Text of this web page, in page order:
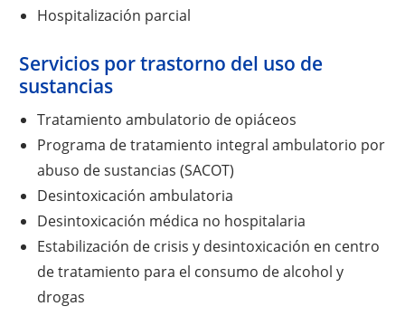
Hospitalización parcial
Servicios por trastorno del uso de
sustancias
Tratamiento ambulatorio de opiáceos
Programa de tratamiento integral ambulatorio por
abuso de sustancias (SACOT)
Desintoxicación ambulatoria
Desintoxicación médica no hospitalaria
Estabilización de crisis y desintoxicación en centro
de tratamiento para el consumo de alcohol y
drogas